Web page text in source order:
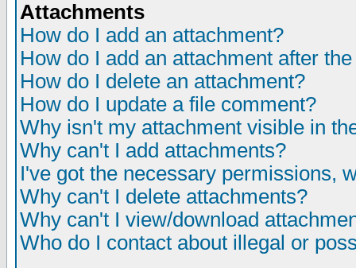
Attachments
How do I add an attachment?
How do I add an attachment after
How do I delete an attachment?
How do I update a file comment?
Why isn't my attachment visible in
Why can't I add attachments?
I've got the necessary permissions,
Why can't I delete attachments?
Why can't I view/download
Who do I contact about illegal or